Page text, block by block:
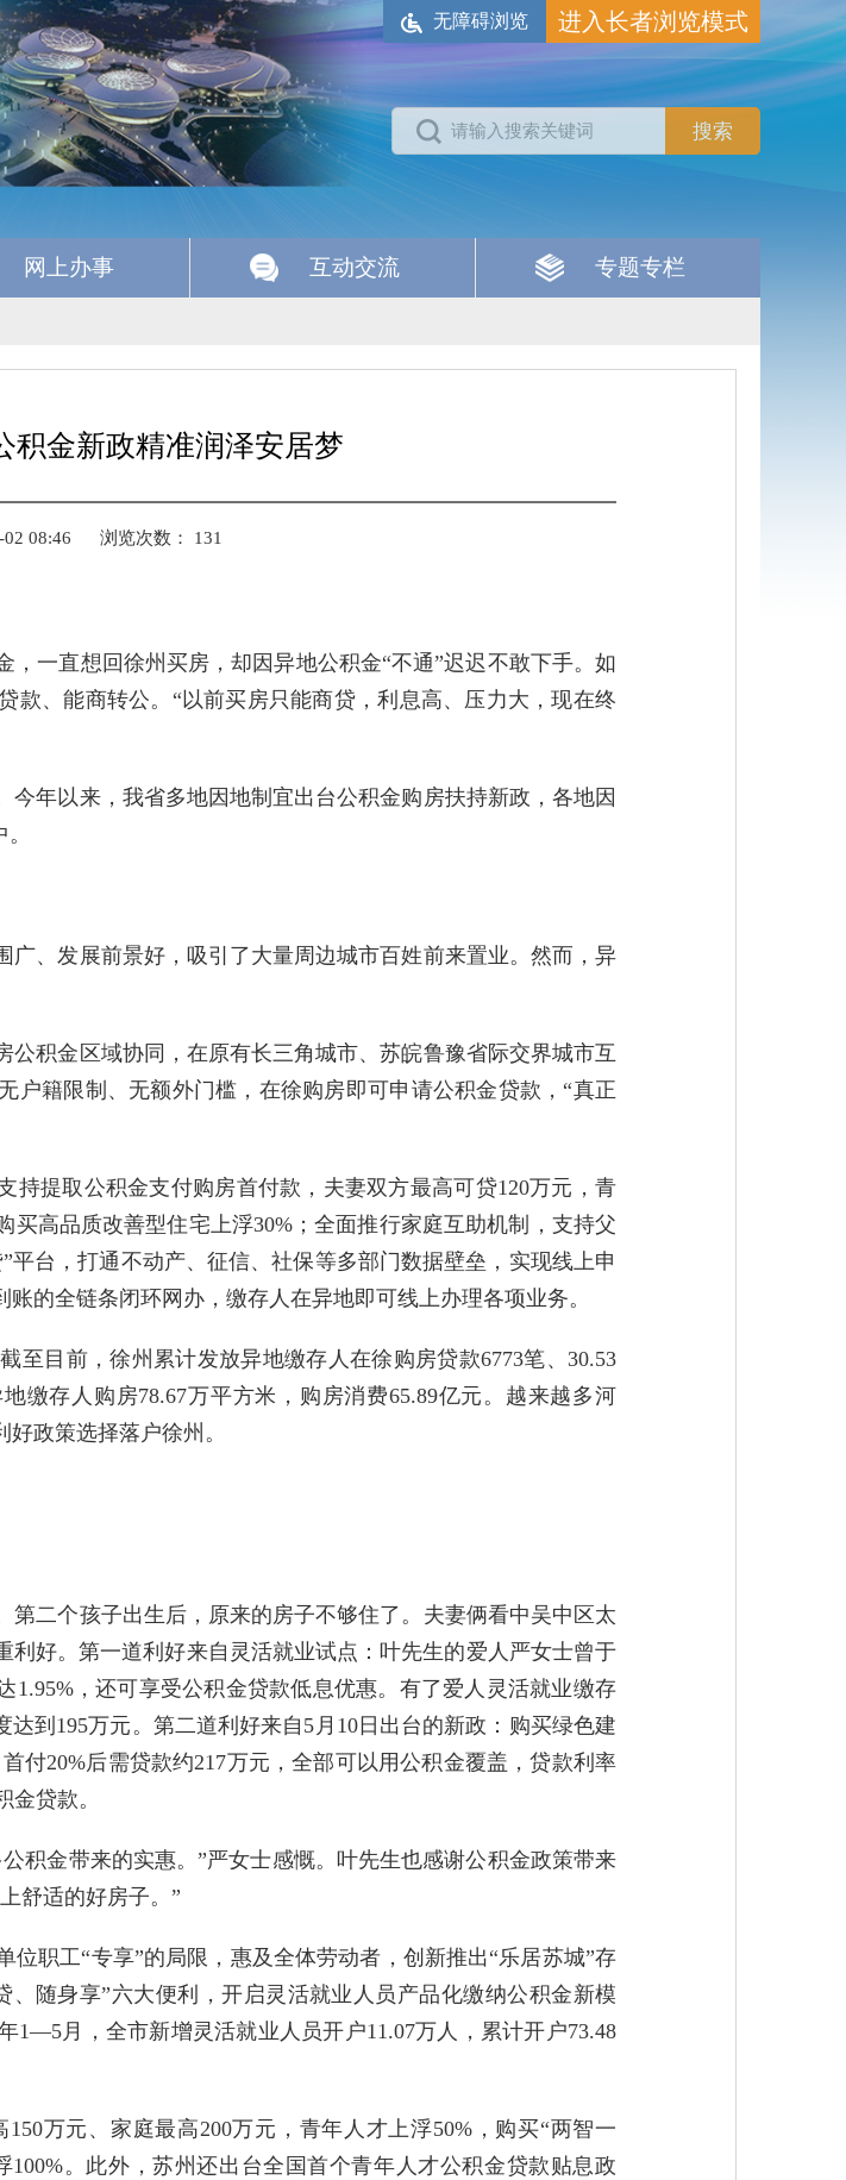
无障碍浏览 进入长者浏览模式
网上办事 互动交流 专题专栏
积金新政精准润泽安居梦
08:46 浏览次数： 131
一直想回徐州买房，却因异地公积金“不通”迟迟不敢下手。如
款、能商转公。“以前买房只能商贷，利息高、压力大，现在终
年以来，我省多地因地制宜出台公积金购房扶持新政，各地因
、发展前景好，吸引了大量周边城市百姓前来置业。然而，异
积金区域协同，在原有长三角城市、苏皖鲁豫省际交界城市互
户籍限制、无额外门槛，在徐购房即可申请公积金贷款，“真正
持提取公积金支付购房首付款，夫妻双方最高可贷120万元，青
高品质改善型住宅上浮30%；全面推行家庭互助机制，支持父
台，打通不动产、征信、社保等多部门数据壁垒，实现线上申
的全链条闭环网办，缴存人在异地即可线上办理各项业务。
至目前，徐州累计发放异地缴存人在徐购房贷款6773笔、30.53
缴存人购房78.67万平方米，购房消费65.89亿元。越来越多河
政策选择落户徐州。
二个孩子出生后，原来的房子不够住了。夫妻俩看中吴中区太
好。第一道利好来自灵活就业试点：叶先生的爱人严女士曾于
1.95%，还可享受公积金贷款低息优惠。有了爱人灵活就业缴存
到195万元。第二道利好来自5月10日出台的新政：购买绿色建
付20%后需贷款约217万元，全部可以用公积金覆盖，贷款利率
贷款。
积金带来的实惠。”严女士感慨。叶先生也感谢公积金政策带来
舒适的好房子。”
职工“专享”的局限，惠及全体劳动者，创新推出“乐居苏城”存
随身享”六大便利，开启灵活就业人员产品化缴纳公积金新模
1—5月，全市新增灵活就业人员开户11.07万人，累计开户73.48
万元、家庭最高200万元，青年人才上浮50%，购买“两智一
。此外，苏州还出台全国首个青年人才公积金贷款贴息政